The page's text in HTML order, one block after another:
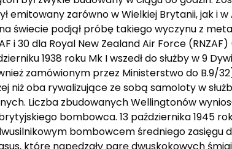
emitowany zarówno w Wielkiej Brytanii, jak i
świecie podjął próbę takiego wyczynu z
i 30 dla Royal New Zealand Air Force
1938 roku Mk I wszedł do służby w 9
zamówionym przez Ministerstwo do B.9/
niż oba rywalizujące ze sobą samoloty w
Liczba zbudowanych Wellingtonów
bombowca. 13 października 1945
bombowcem średniego zasięgu
które napędzały parę dwuskokowych